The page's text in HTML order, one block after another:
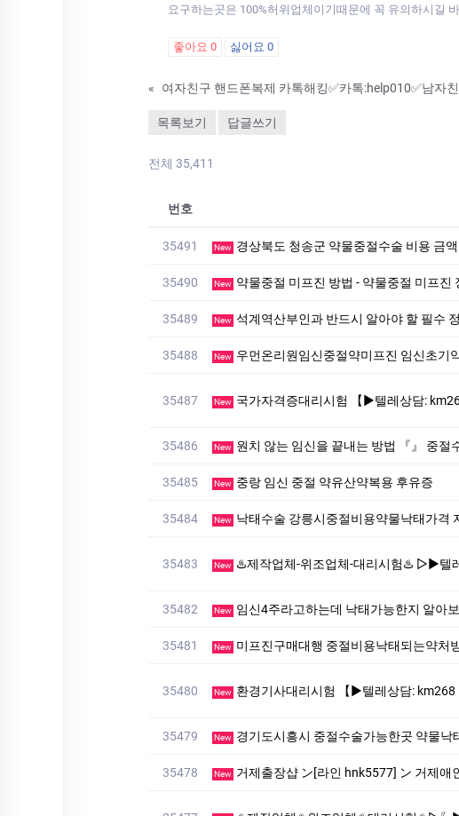
요구하는곳은 100%허위업체이기때문에 꼭 유의하시길 바
좋아요 0 싫어요 0
«
목록보기 답글쓰기
전체 35,411
번호
35491 New 경상북도 청송군 약물중절수술 비용 금
35490 New 약물중절 미프진 방법 - 약물중절 미프진
35489 New 석계역산부인과 반드시 알아야 할 필수
35488 New 우먼온리원임신중절약미프진 임신초기
35487 New 국가자격증대리시험 【▶텔레상담: km268 】【▶텔레: +8210-2452-9789】국가
35486 New 원치 않는 임신을 끝내는 방법 『』 중
35485 New 중랑 임신 중절 약유산약복용 후유증
35484 New 낙태수술 강릉시중절비용약물낙태가격
35483 New ♨️제작업체-위조업체-대리시험♨️ ▷▶텔레: muu4466」♨️#면허증위조 #학위증위
35482 New 임신4주라고하는데 낙태가능한지 알아
35481 New 미프진구매대행 중절비용낙태되는약처
35480 New 환경기사대리시험 【▶텔레상담: km268 】【▶텔레: +8210-2452-9789】국가기
35479 New 경기도시흥시 중절수술가능한곳 약물낙
35478 New 거제출장샵 ン[라인 hnk5577] ン 거제